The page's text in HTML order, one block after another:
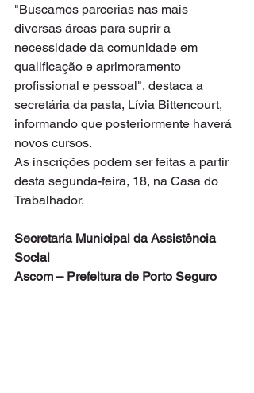
"Buscamos parcerias nas mais
diversas áreas para suprir a
necessidade da comunidade em
qualificação e aprimoramento
profissional e pessoal", destaca a
secretária da pasta, Lívia Bittencourt,
informando que posteriormente haverá
novos cursos.
As inscrições podem ser feitas a partir
desta segunda-feira, 18, na Casa do
Trabalhador.
Secretaria Municipal da Assistência
Social
Ascom – Prefeitura de Porto Seguro